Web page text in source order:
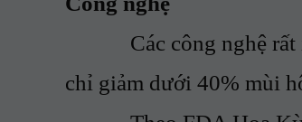
Các công nghệ rất ít
chỉ giảm dưới 40% mùi